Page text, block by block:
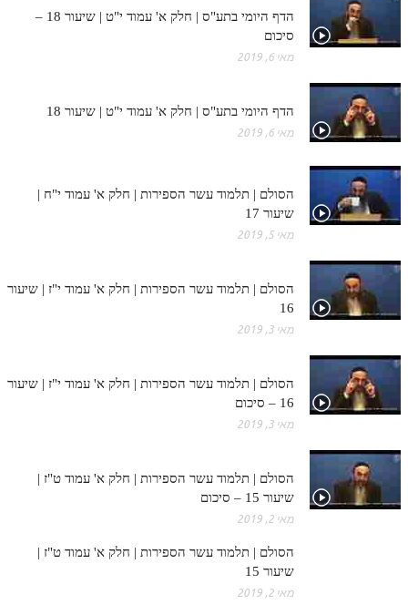
תלמוד עשר הספירות חלק ט
תלמוד עשר הספירות חלק י
תלמוד עשר הספירות חלק יב
תלמוד עשר הספירות חלק יג
תלמוד עשר הספירות חלק יד
תלמוד עשר הספירות חלק טו
תלמוד עשר הספירות חלק טז
בית שער הכוונות
אודות האתר
אודות האתר
בעל הסולם
לאתר ספר הרב
דף היומי בזוהר הקדוש
הדף היומי בתע"ס | חלק א' עמוד י"ט | שיעור 18 –
סיכום
מאי 6, 2019
הדף היומי בתע"ס | חלק א' עמוד י"ט | שיעור 18
מאי 6, 2019
הסולם | תלמוד עשר הספירות | חלק א' עמוד י"ח |
שיעור 17
מאי 5, 2019
הסולם | תלמוד עשר הספירות | חלק א' עמוד י"ז | שיעור
16
מאי 3, 2019
הסולם | תלמוד עשר הספירות | חלק א' עמוד י"ז | שיעור
16 – סיכום
מאי 3, 2019
הסולם | תלמוד עשר הספירות | חלק א' עמוד ט"ז |
שיעור 15 – סיכום
מאי 2, 2019
הסולם | תלמוד עשר הספירות | חלק א' עמוד ט"ז |
שיעור 15
מאי 2, 2019